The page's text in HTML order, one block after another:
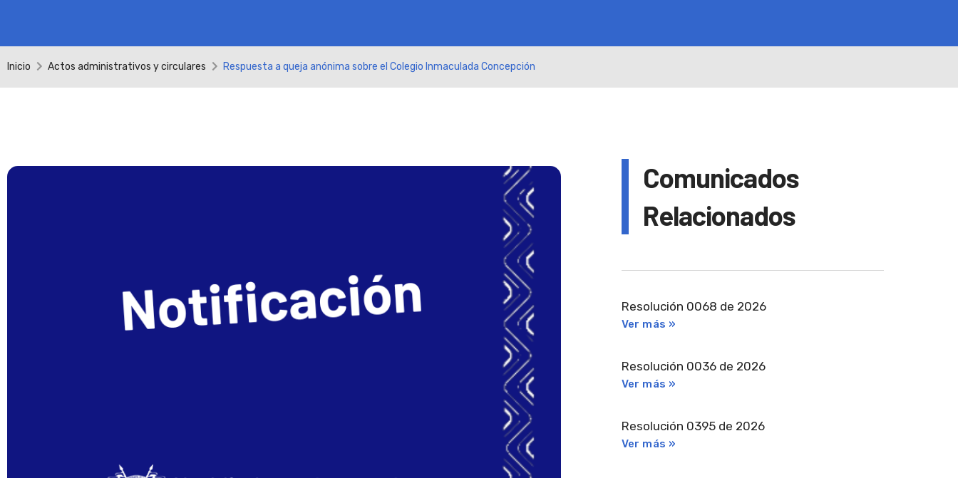
Inicio Actos administrativos y circulares Respuesta a queja anónima sobre el Colegio Inmaculada Concepción
Comunicados
Relacionados
Resolución 0068 de 2026
Ver más »
Resolución 0036 de 2026
Ver más »
Resolución 0395 de 2026
Ver más »